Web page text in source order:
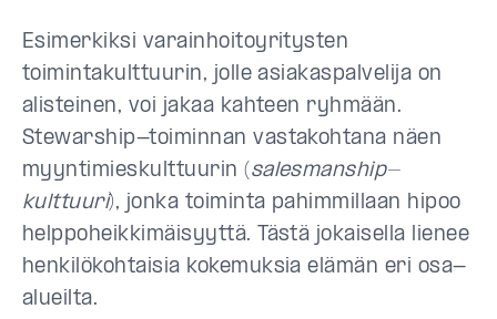
Esimerkiksi varainhoitoyritysten
toimintakulttuurin, jolle asiakaspalvelija on
alisteinen, voi jakaa kahteen ryhmään.
Stewarship-toiminnan vastakohtana näen
myyntimieskulttuurin (salesmanship-
kulttuuri), jonka toiminta pahimmillaan hipoo
helppoheikkimäisyyttä. Tästä jokaisella lienee
henkilökohtaisia kokemuksia elämän eri osa-
alueilta.